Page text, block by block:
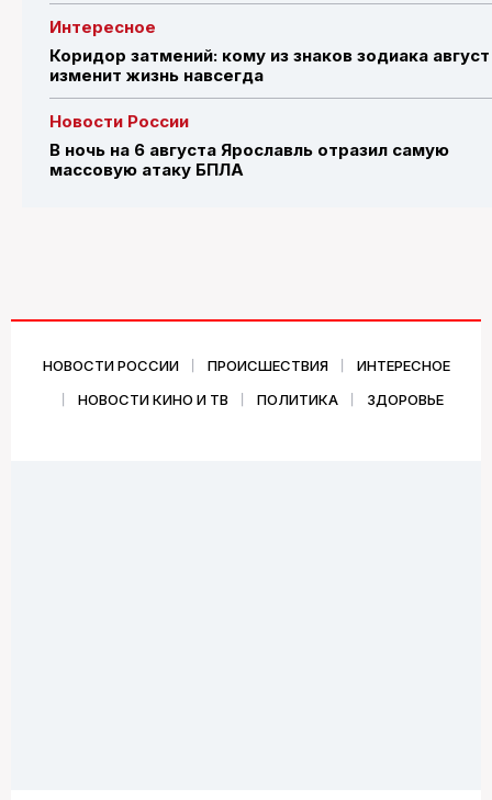
Интересное
Коридор затмений: кому из знаков зодиака август
изменит жизнь навсегда
Новости России
В ночь на 6 августа Ярославль отразил самую
массовую атаку БПЛА
НОВОСТИ РОССИИ ПРОИСШЕСТВИЯ
ИНТЕРЕСНОЕ
НОВОСТИ КИНО И ТВ
ПОЛИТИКА ЗДОРОВЬЕ